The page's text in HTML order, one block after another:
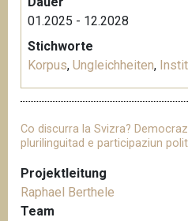
01.2025 - 12.2028
Stichworte
Korpus, Ungleichheiten,
Co discurra la Svizra?
plurilinguitad e participaziun
Projektleitung
Raphael Berthele
Team